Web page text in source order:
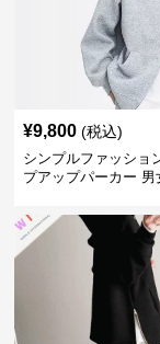
¥9,800 (税込)
シンプルファッショ
プアップパーカー 男